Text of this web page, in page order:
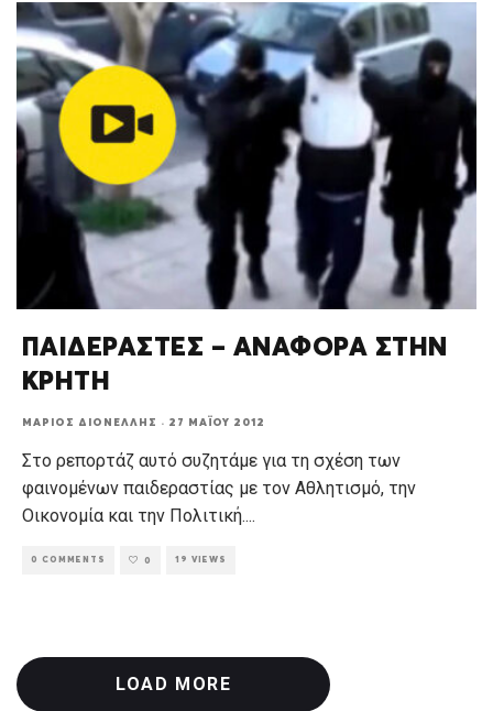
ΠΑΙΔΕΡΑΣΤΕΣ – ΑΝΑΦΟΡΑ ΣΤΗΝ
ΚΡΗΤΗ
ΜΆΡΙΟΣ ΔΙΟΝΈΛΛΗΣ · 27 ΜΑΪ́ΟΥ 2012
Στο ρεπορτάζ αυτό συζητάμε για τη σχέση των
φαινομένων παιδεραστίας με τον Αθλητισμό, την
Οικονομία και την Πολιτική....
0 COMMENTS 0 19 VIEWS
LOAD MORE